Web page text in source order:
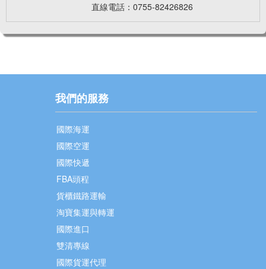
直線電話：0755-82426826
我們的服務
國際海運
國際空運
國際快遞
FBA頭程
貨櫃鐵路運輸
淘寶集運與轉運
國際進口
雙清專線
國際貨運代理